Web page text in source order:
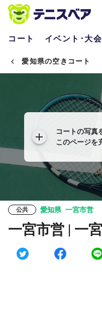
コート イベント･大会
愛知県の空きコート
コートの写真
このページを
公共 愛知県 一宮市営
一宮市営 | 一